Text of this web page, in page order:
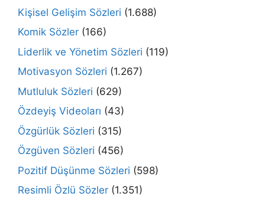
Kişisel Gelişim Sözleri (1.688)
Komik Sözler (166)
Liderlik ve Yönetim Sözleri (119)
Motivasyon Sözleri (1.267)
Mutluluk Sözleri (629)
Özdeyiş Videoları (43)
Özgürlük Sözleri (315)
Özgüven Sözleri (456)
Pozitif Düşünme Sözleri (598)
Resimli Özlü Sözler (1.351)